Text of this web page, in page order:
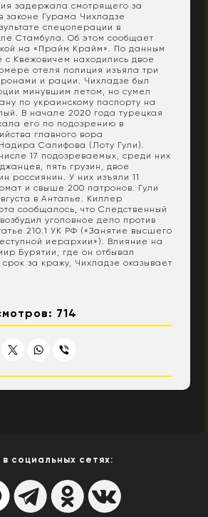
задержала смотрящего за
законе Гурама Чихладзе
спецоперации в
Стамбула. Об этом сообщает
на «Прайм Крайм». По данным
с Квежовичем находились двое
отеля полиция изъяла три
и рации. Чихладзе был
минувшим летом, но сумел
по украинскому паспорту на
В начале 2020 года турецкая
его по подозрению в
главного вора
Салифова (Лоту Гули).
17 подозреваемых, среди них
пять грузин, двое
россиянин. У них изъяли 11
и свыше 200 патронов. Гули
в Анталье. Киллер
сообщалось, что Следственный
уголовное дело против
210.1 УК РФ («Занятие высшего
иерархии»). Влияние на
Бурятии, где он отбывал
за кражу, Чихладзе оказывает
714
социальных сетях: